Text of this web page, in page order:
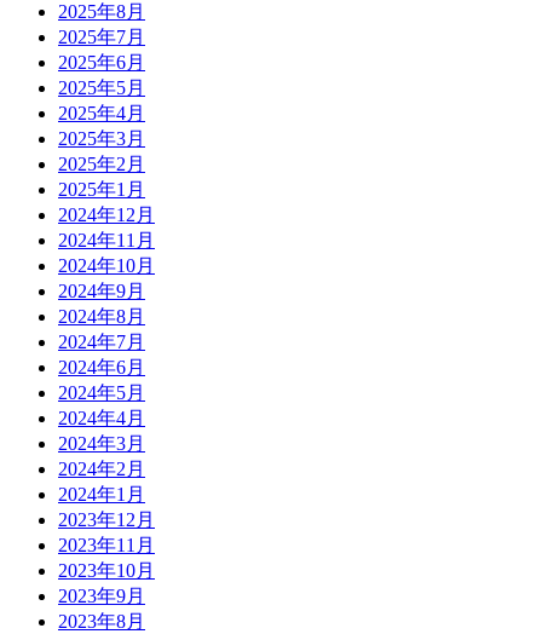
2025年8月
2025年7月
2025年6月
2025年5月
2025年4月
2025年3月
2025年2月
2025年1月
2024年12月
2024年11月
2024年10月
2024年9月
2024年8月
2024年7月
2024年6月
2024年5月
2024年4月
2024年3月
2024年2月
2024年1月
2023年12月
2023年11月
2023年10月
2023年9月
2023年8月